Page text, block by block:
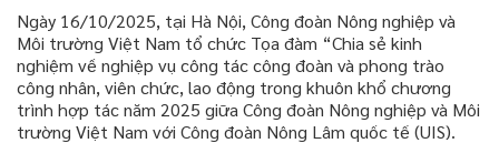
Ngày 16/10/2025, tại Hà Nội, Công đoàn Nông nghiệp và
Môi trường Việt Nam tổ chức Tọa đàm “Chia sẻ kinh
nghiệm về nghiệp vụ công tác công đoàn và phong trào
công nhân, viên chức, lao động trong khuôn khổ chương
trình hợp tác năm 2025 giữa Công đoàn Nông nghiệp và Môi
trường Việt Nam với Công đoàn Nông Lâm quốc tế (UIS).